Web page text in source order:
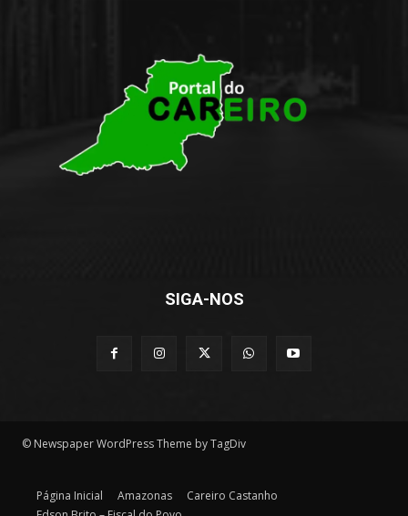
SIGA-NOS
© Newspaper WordPress Theme by TagDiv
Página Inicial Amazonas
Careiro Castanho